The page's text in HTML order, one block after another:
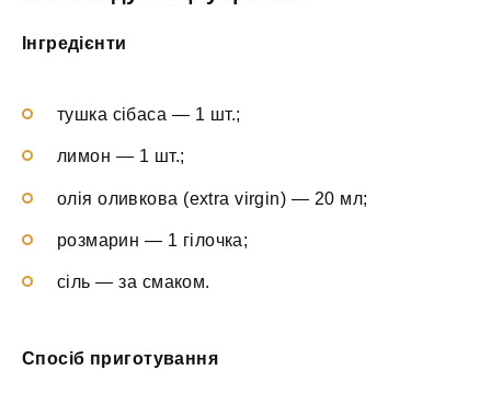
Інгредієнти
тушка сібаса — 1 шт.;
лимон — 1 шт.;
олія оливкова (extra virgin) — 20 мл;
розмарин — 1 гілочка;
сіль — за смаком.
Спосіб приготування